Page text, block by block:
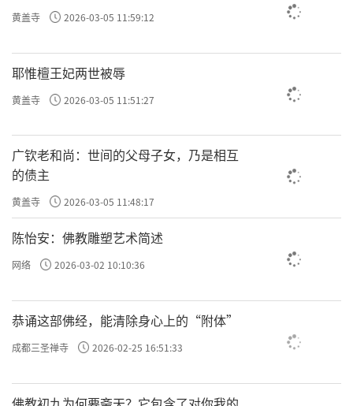
黄盖寺 2026-03-05 11:59:12
耶惟檀王妃两世被辱
黄盖寺 2026-03-05 11:51:27
广钦老和尚：世间的父母子女，乃是相互
的债主
黄盖寺 2026-03-05 11:48:17
陈怡安：佛教雕塑艺术简述
网络 2026-03-02 10:10:36
恭诵这部佛经，能清除身心上的“附体”
成都三圣禅寺 2026-02-25 16:51:33